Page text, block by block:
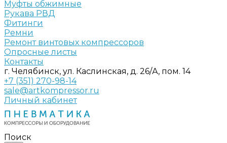
Муфты обжимные
Рукава РВД
Фитинги
Ремни
Ремонт винтовых компрессоров
Опросные листы
Контакты
г. Челябинск, ул. Каслинская, д. 26/А, пом. 14
+7 (351) 270-98-14
sale@artkompressor.ru
Личный кабинет
Поиск